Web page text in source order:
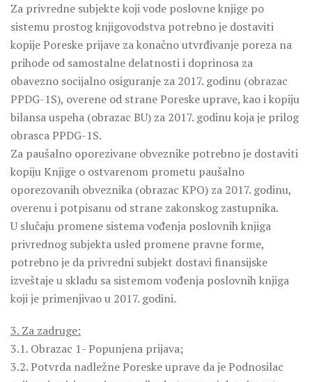
Za privredne subjekte koji vode poslovne knjige po
sistemu prostog knjigovodstva potrebno je dostaviti
kopije Poreske prijave za konačno utvrđivanje poreza na
prihode od samostalne delatnosti i doprinosa za
obavezno socijalno osiguranje za 2017. godinu (obrazac
PPDG-1S), overene od strane Poreske uprave, kao i kopiju
bilansa uspeha (obrazac BU) za 2017. godinu koja je prilog
obrasca PPDG-1S.
Za paušalno oporezivane obveznike potrebno je dostaviti
kopiju Knjige o ostvarenom prometu paušalno
oporezovanih obveznika (obrazac KPO) za 2017. godinu,
overenu i potpisanu od strane zakonskog zastupnika.
U slučaju promene sistema vođenja poslovnih knjiga
privrednog subjekta usled promene pravne forme,
potrebno je da privredni subjekt dostavi finansijske
izveštaje u skladu sa sistemom vođenja poslovnih knjiga
koji je primenjivao u 2017. godini.
3. Za zadruge:
3.1. Obrazac 1- Popunjena prijava;
3.2. Potvrda nadležne Poreske uprave da je Podnosilac